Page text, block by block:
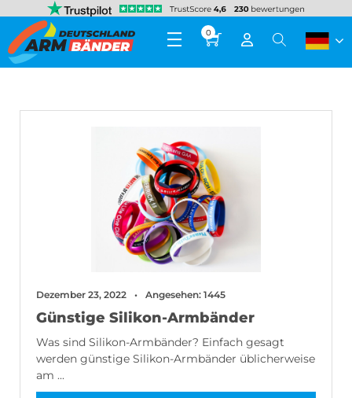
0
Dezember 23, 2022 Angesehen: 1445
Günstige Silikon-Armbänder
Was sind Silikon-Armbänder? Einfach gesagt
werden günstige Silikon-Armbänder üblicherweise
am ...